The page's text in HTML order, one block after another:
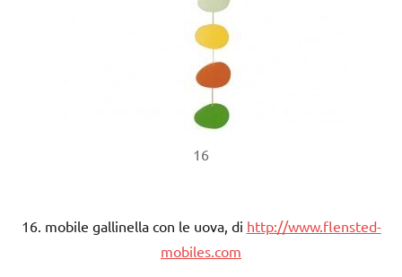
16
16. mobile gallinella con le uova, di http://www.flensted-
mobiles.com